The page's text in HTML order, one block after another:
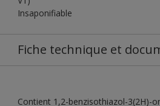
Insaponifiable
Fiche technique et
Contient 1,2-benzisothiazol-3(2H)-